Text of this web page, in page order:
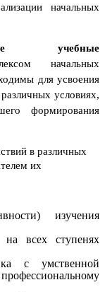
начальных
учебные
начальных
для усвоения
условиях,
формирования
в различных
их
изучения
на всех ступенях
с умственной